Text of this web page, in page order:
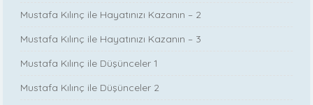
Mustafa Kılınç ile Hayatınızı Kazanın – 2
Mustafa Kılınç ile Hayatınızı Kazanın – 3
Mustafa Kılınç ile Düşünceler 1
Mustafa Kılınç ile Düşünceler 2